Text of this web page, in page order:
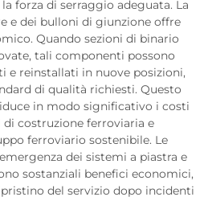
forza di serraggio adeguata. La
e dei bulloni di giunzione offre
Quando sezioni di binario
tali componenti possono
e reinstallati in nuove posizioni,
di qualità richiesti. Questo
in modo significativo i costi
costruzione ferroviaria e
ferroviario sostenibile. Le
dei sistemi a piastra e
sostanziali benefici economici,
del servizio dopo incidenti